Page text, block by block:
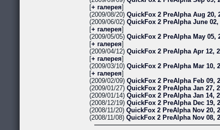
[+ галерея]
(2009/08/20) QuickFox 2 PreAlpha Aug 20,
(2009/06/02) QuickFox 2 PreAlpha June 02,
[+ галерея]
(2009/05/05) QuickFox 2 PreAlpha May 05,
[+ галерея]
(2009/04/12) QuickFox 2 PreAlpha Apr 12,
[+ галерея]
(2009/03/10) QuickFox 2 PreAlpha Mar 10,
[+ галерея]
(2009/02/09) QuickFox 2 PreAlpha Feb 09,
(2009/01/27) QuickFox 2 PreAlpha Jan 27,
(2009/01/14) QuickFox 2 PreAlpha Jan 14,
(2008/12/19) QuickFox 2 PreAlpha Dec 19,
(2008/11/20) QuickFox 2 PreAlpha Nov 20,
(2008/11/08) QuickFox 2 PreAlpha Nov 08,